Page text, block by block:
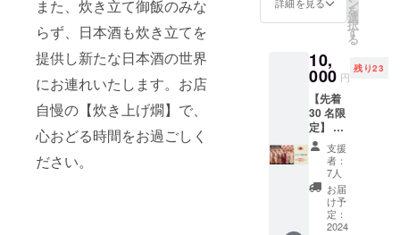
また、炊き立て御飯のみな
らず、日本酒も炊き立てを
提供し新たな日本酒の世界
にお連れいたします。お店
自慢の【炊き上げ燗】で、
心おどる時間をお過ごしく
ださい。
す。
は2024
ていた
だきま
す。 ※
ご来店
時に、
年齢が
確認で
きる身
分証明
書のご
提示を
お願い
ます。
※定価
円以上
のお品
物をお
届けい
たしま
す。 ※
リター
ン品に
お酒は
含まれ
ており
ませ
ん。 ※
詳細を見る を
選
択
す
る
10,
000 円
残り23
【先着
30 名限
定】 プ
レオー
プン優
先ご招
待
『Miss
SAKE
と新潟
支援
者：
7人
お届
け予
定：
2024